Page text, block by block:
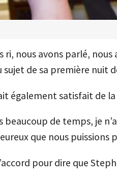
ri, nous avons parlé,
sujet de sa première nuit
également satisfait de la
beaucoup de temps, je
que nous puissions
pour dire que